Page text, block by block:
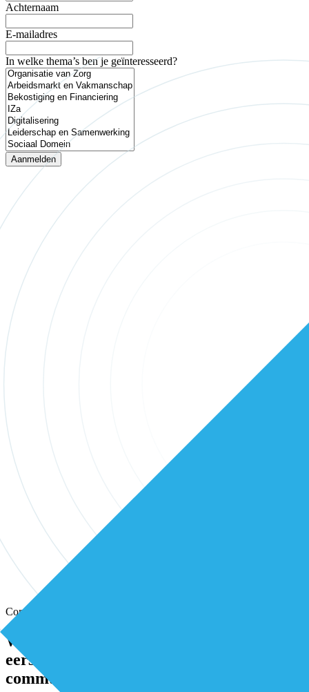
Achternaam
E-mailadres
In welke thema’s ben je geïnteresseerd?
Aanmelden
Community
Wissel kennis en ervaring uit met andere
eerstelijns professionals in onze
community